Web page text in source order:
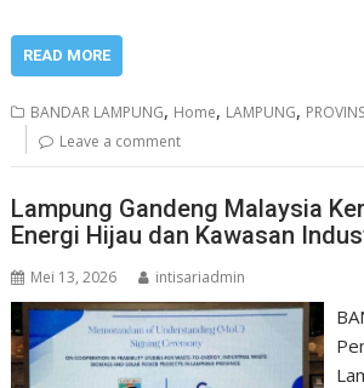
READ MORE
BANDAR LAMPUNG, Home, LAMPUNG,
Leave a comment
Lampung Gandeng Malaysia
Energi Hijau dan Kawasan
Mei 13, 2026 intisariadmin